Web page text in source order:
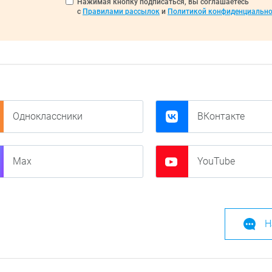
Нажимая кнопку подписаться, вы соглашаетесь
с Правилами рассылок и Политикой
Одноклассники ВКонтакте
Max YouTube